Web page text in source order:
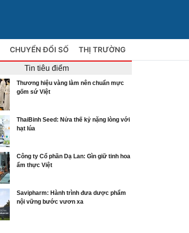
CHUYỂN ĐỔI SỐ THỊ TRƯỜNG
Tin tiêu điểm
Thương hiệu vàng làm nên chuẩn mực
gốm sứ Việt
ThaiBinh Seed: Nửa thế kỷ nặng lòng với
hạt lúa
Công ty Cổ phần Dạ Lan: Gìn giữ tinh hoa
ẩm thực Việt
Savipharm: Hành trình đưa dược phẩm
nội vững bước vươn xa